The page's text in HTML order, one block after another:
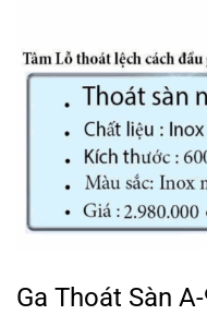
Ga Thoát Sàn